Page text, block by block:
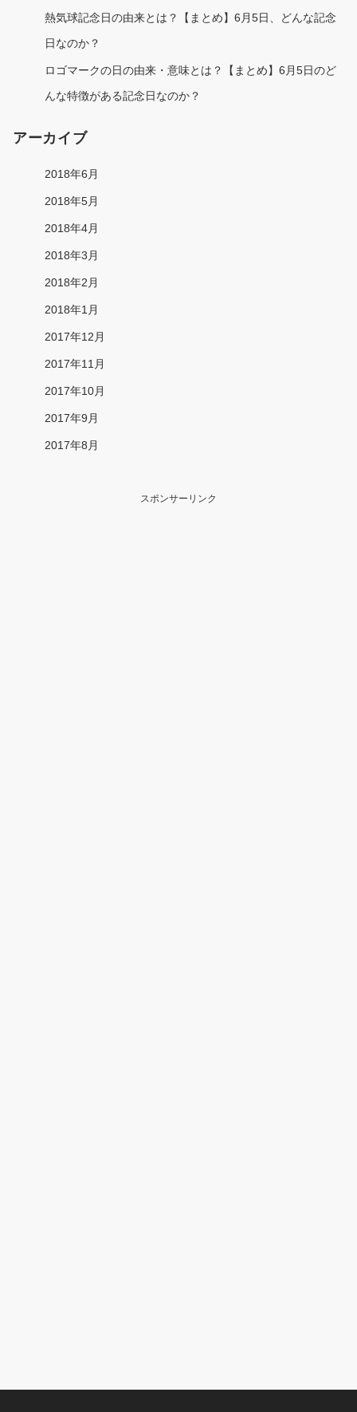
熱気球記念日の由来とは？【まとめ】6月5日、どんな記念
日なのか？
ロゴマークの日の由来・意味とは？【まとめ】6月5日のど
んな特徴がある記念日なのか？
アーカイブ
2018年6月
2018年5月
2018年4月
2018年3月
2018年2月
2018年1月
2017年12月
2017年11月
2017年10月
2017年9月
2017年8月
スポンサーリンク